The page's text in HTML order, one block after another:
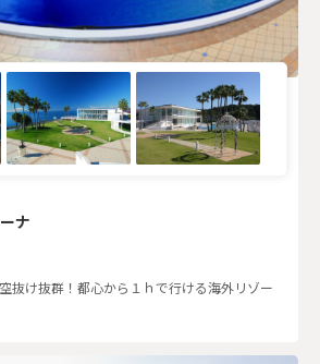
ナ
抜け抜群！都心から１ｈで行ける海外リゾー